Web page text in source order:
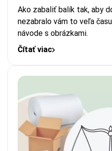
Ako zabaliť balík tak, aby
nezabralo vám to veľa
návode s obrázkami.
Čítať viac